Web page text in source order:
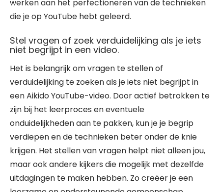
werken aan het perfectioneren van de technieken
die je op YouTube hebt geleerd.
Stel vragen of zoek verduidelijking als je iets
niet begrijpt in een video.
Het is belangrijk om vragen te stellen of
verduidelijking te zoeken als je iets niet begrijpt in
een Aikido YouTube-video. Door actief betrokken te
zijn bij het leerproces en eventuele
onduidelijkheden aan te pakken, kun je je begrip
verdiepen en de technieken beter onder de knie
krijgen. Het stellen van vragen helpt niet alleen jou,
maar ook andere kijkers die mogelijk met dezelfde
uitdagingen te maken hebben. Zo creëer je een